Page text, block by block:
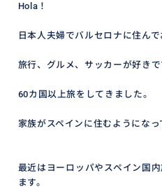
Hola！
日本人夫婦でバルセロナに住んで
旅行、グルメ、サッカーが好きで
60カ国以上旅をしてきました。
家族がスペインに住むようになっ
最近はヨーロッパやスペイン国
ます。